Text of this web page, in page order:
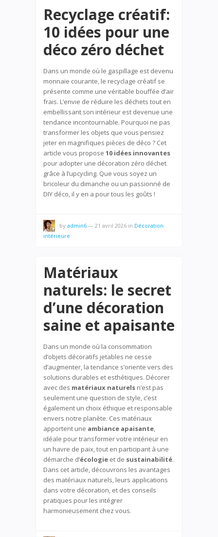
Recyclage créatif:
10 idées pour une
déco zéro déchet
Dans un monde où le gaspillage est devenu
monnaie courante, le recyclage créatif se
présente comme une véritable bouffée d’air
frais. L’envie de réduire les déchets tout en
embellissant son intérieur est devenue une
tendance incontournable. Pourquoi ne pas
transformer les objets que vous pensiez
jeter en magnifiques pièces de déco ? Cet
article vous propose 10 idées innovantes
pour adopter une décoration zéro déchet
grâce à l’upcycling. Que vous soyez un
bricoleur du dimanche ou un passionné de
DIY déco, il y en a pour tous les goûts !
by admin6 — 21 avril 2026 in Décoration
intérieure
Matériaux
naturels: le secret
d’une décoration
saine et apaisante
Dans un monde où la consommation
d’objets décoratifs jetables ne cesse
d’augmenter, la tendance s’oriente vers des
solutions durables et esthétiques. Décorer
avec des matériaux naturels n’est pas
seulement une question de style, c’est
également un choix éthique et responsable
envers notre planète. Ces matériaux
apportent une ambiance apaisante,
idéale pour transformer votre intérieur en
un havre de paix, tout en participant à une
démarche d’écologie et de sustainabilité.
Dans cet article, découvrons les avantages
des matériaux naturels, leurs applications
dans votre décoration, et des conseils
pratiques pour les intégrer
harmonieusement chez vous.